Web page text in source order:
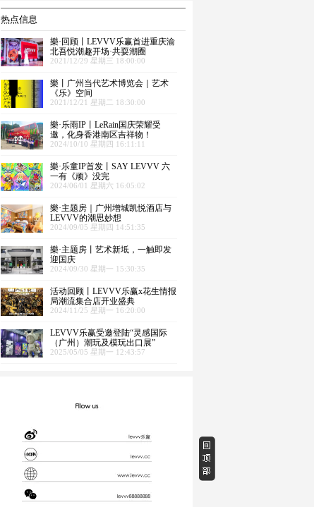
热点信息
樂·回顾丨LEVVV乐赢首进重庆渝
北吾悦潮趣开场·共耍潮圈
2021/12/29 星期三 18:00:00
樂丨广州当代艺术博览会｜艺术
《乐》空间
2021/12/21 星期二 18:30:00
樂·乐雨IP丨LeRain国庆荣耀受
邀，化身香港南区吉祥物！
2024/10/10 星期四 16:11:11
樂·乐童IP首发丨SAY LEVVV 六
一有《顽》没完
2024/06/01 星期六 16:05:02
樂·主题房｜广州增城凯悦酒店与
LEVVV的潮思妙想
2024/09/05 星期四 14:51:35
樂·主题房丨艺术新坻，一触即发
迎国庆
2024/09/30 星期一 15:30:35
活动回顾丨LEVVV乐赢x花生情报
局潮流集合店开业盛典
2024/11/25 星期一 16:20:00
LEVVV乐赢受邀登陆“灵感国际
（广州）潮玩及模玩出口展”
2025/05/05 星期一 12:43:57